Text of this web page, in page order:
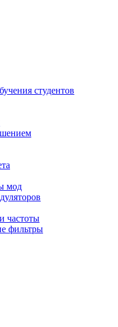
студентов
мод
частоты
фильтры